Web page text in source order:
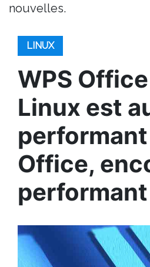
nouvelles.
LINUX
WPS
Linux est
Office,
performant